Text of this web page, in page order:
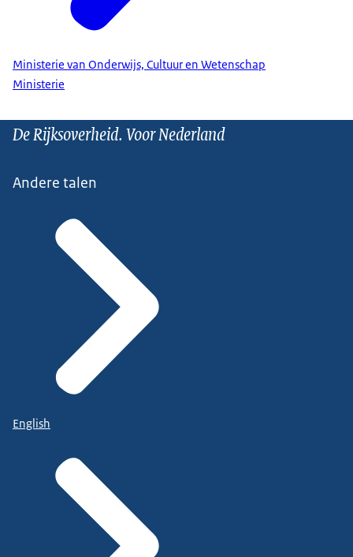
Ministerie van Onderwijs, Cultuur en Wetenschap
Ministerie
De Rijksoverheid. Voor Nederland
Andere talen
English